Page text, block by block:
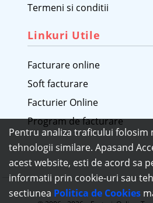
Termeni si conditii
Linkuri Utile
Facturare online
Soft facturare
Facturier Online
Program de facturare
Pentru analiza traficului folosim
tehnologii similare. Apasand
acest website, esti de acord sa
informatii prin cookie-uri sau
sectiunea Politica de Cookies